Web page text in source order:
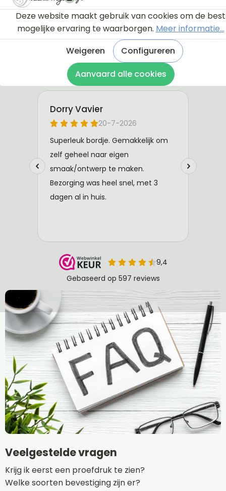
Bekijk de instructie
Veelgestelde vragen
Krijg ik eerst een proefdruk te zien?
Welke soorten bevestiging zijn er?
Deze website maakt gebruik van cookies om de best
mogelijke ervaring te waarborgen. Meer informatie...
Weigeren
Configureren
Aanvaard alle cookies